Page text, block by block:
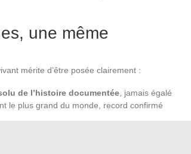
une même
mérite d’être posée clairement :
de l’histoire documentée , jamais égalé
le plus grand du monde, record confirmé